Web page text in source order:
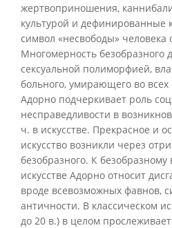
жертвоприношения,
культурой и дефинированные
символ «несвободы» человека
Многомерность безобразного
сексуальной полиморфией,
больного, умирающего во
Адорно подчеркивает роль
несправедливости в
ч. в искусстве. Прекрасное и
искусство возникли через
безобразного. К безобразному
искусстве Адорно относит
вроде всевозможных фавнов,
античности. В классическом
до 20 в.) в целом